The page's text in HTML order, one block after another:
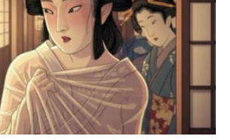
られていく。鍵の扉の向こうで
愛の物語ではない。国家を支え
の秘密である(続)